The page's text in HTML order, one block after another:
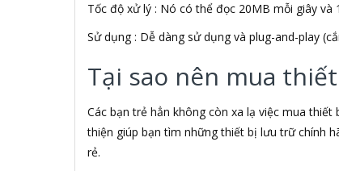
ALLOYSEED
Alphun
Alps
Âm nhạc
AMAZON
AmazonBasics
AMD
Tốc độ xử lý : Nó có thể đọc 20MB mỗi giây
Sử dụng : Dễ dàng sử dụng và plug-and-play
Tại sao nên mua
Các bạn trẻ hẳn không còn xa lạ việc mua
thiện giúp bạn tìm những thiết bị lưu trữ chính
rẻ.